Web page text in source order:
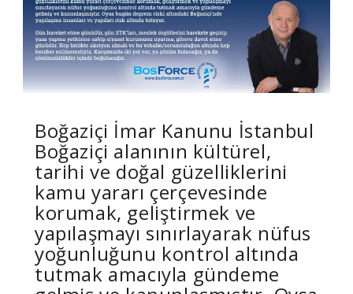
Boğaziçi İmar Kanunu İstanbul
Boğaziçi alanının kültürel,
tarihi ve doğal güzelliklerini
kamu yararı çerçevesinde
korumak, geliştirmek ve
yapılaşmayı sınırlayarak nüfus
yoğunluğunu kontrol altında
tutmak amacıyla gündeme